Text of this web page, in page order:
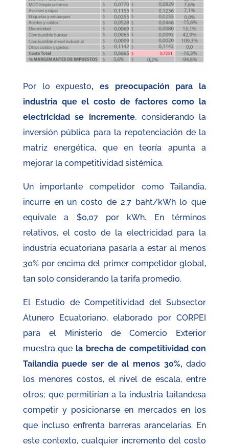
Por lo expuesto, es preocupación para la
industria que el costo de factores como la
electricidad se incremente, considerando la
inversión pública para la repotenciación de la
matriz energética, que en teoría apunta a
mejorar la competitividad sistémica.
Un importante competidor como Tailandia,
incurre en un costo de 2,7 baht/kWh lo que
equivale a $0,07 por kWh. En términos
relativos, el costo de la electricidad para la
industria ecuatoriana pasaría a estar al menos
30% por encima del primer competidor global,
tan solo considerando la tarifa promedio.
El Estudio de Competitividad del Subsector
Atunero Ecuatoriano, elaborado por CORPEI
para el Ministerio de Comercio Exterior
muestra que la brecha de competitividad con
Tailandia puede ser de al menos 30%,dado
los menores costos, el nivel de escala, entre
otros; que permitirían a la industria tailandesa
competir y posicionarse en mercados en los
que incluso enfrenta barreras arancelarias. En
este contexto, cualquier incremento del costo